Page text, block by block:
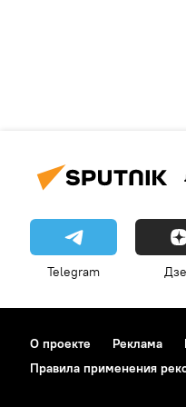
Telegram
О проекте Реклама
Правила применения